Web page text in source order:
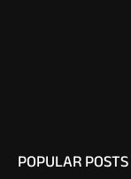
POPULAR POSTS